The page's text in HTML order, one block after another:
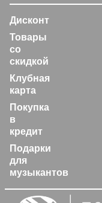
Дисконт
Товары
со
скидкой
Клубная
карта
Покупка
в
кредит
Подарки
для
музыкантов